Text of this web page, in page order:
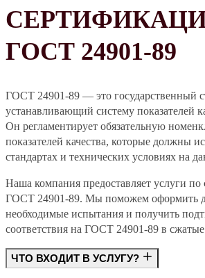
ГОСТ 24901-89
ГОСТ 24901-89 — это государственный
устанавливающий систему показателей
Он регламентирует обязательную
показателей качества, которые должны
стандартах и технических условиях на
Наша компания предоставляет услуги
ГОСТ 24901-89. Мы поможем оформить
необходимые испытания и получить
соответствия на ГОСТ 24901-89 в
ЧТО ВХОДИТ В УСЛУГУ?